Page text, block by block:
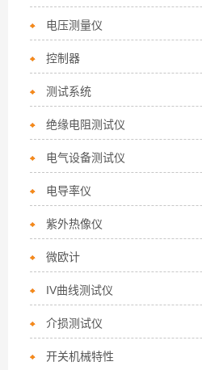
电压测量仪
控制器
测试系统
绝缘电阻测试仪
电气设备测试仪
电导率仪
紫外热像仪
微欧计
IV曲线测试仪
介损测试仪
开关机械特性